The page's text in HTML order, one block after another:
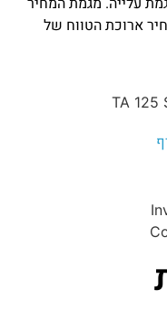
ארוכת הטווח של